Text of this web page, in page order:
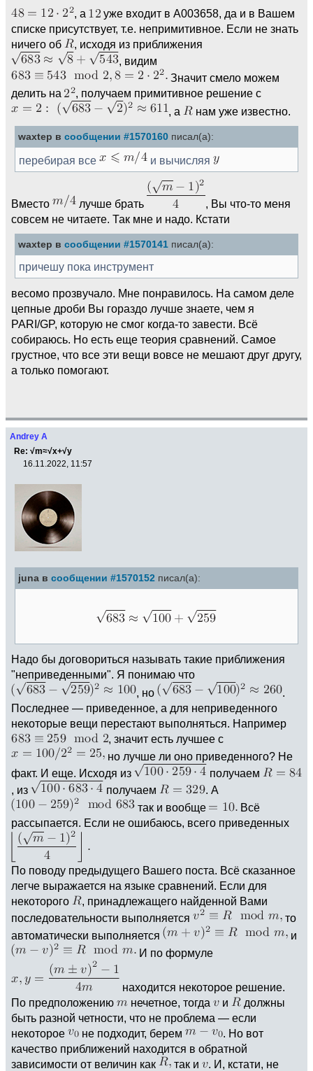
, а
уже входит в A003658, да и в Вашем
списке присутствует, т.е. непримитивное. Если не знать
ничего об
, исходя из приближения
, видим
Значит смело можем
делить на
, получаем примитивное решение с
, а
нам уже известно.
waxtep в сообщении #1570160 писал(а):
перебирая все и вычисляя
Вместо лучше брать
, Вы что-то меня
совсем не читаете. Так мне и надо. Кстати
waxtep в сообщении #1570141 писал(а):
причешу пока инструмент
весомо прозвучало. Мне понравилось. На самом деле
цепные дроби Вы гораздо лучше знаете, чем я
PARI/GP, которую не смог когда-то завести. Всё
собираюсь. Но есть еще теория сравнений. Самое
грустное, что все эти вещи вовсе не мешают друг другу,
а только помогают.
Andrey A
Re: √m≈√x+√y
16.11.2022, 11:57
juna в сообщении #1570152 писал(а):
Надо бы договориться называть такие приближения
"неприведенными". Я понимаю что
, но
.
Последнее — приведенное, а для неприведенного
некоторые вещи перестают выполняться. Например
, значит есть лучшее с
но лучше ли оно приведенного? Не
факт. И еще. Исходя из
получаем
, из
получаем
. А
так и вообще
Всё
рассыпается. Если не ошибаюсь, всего приведенных
По поводу предыдущего Вашего поста. Всё сказанное
легче выражается на языке сравнений. Если для
некоторого
, принадлежащего найденной Вами
последовательности выполняется
то
автоматически выполняется
и
И по формуле
находится некоторое решение.
По предположению
нечетное, тогда и
должны
быть разной четности, что не проблема — если
некоторое
не подходит, берем
. Но вот
качество приближений находится в обратной
зависимости от величин как
так и
. И, кстати, не